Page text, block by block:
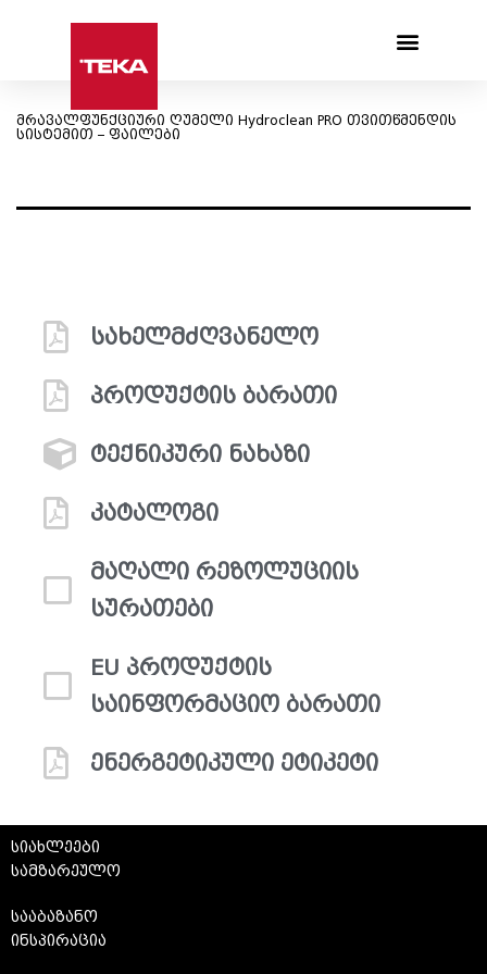
მრავალფუნქციური ღუმელი Hydroclean PRO თვითწმენდის
სისტემით – ფაილები
სახელმძღვანელო
პროდუქტის ბარათი
ტექნიკური ნახაზი
კატალოგი
მაღალი რეზოლუციის
სურათები
EU პროდუქტის
საინფორმაციო ბარათი
ენერგეტიკული ეტიკეტი
სიახლეები
სამზარეულო
სააბაზანო
ინსპირაცია